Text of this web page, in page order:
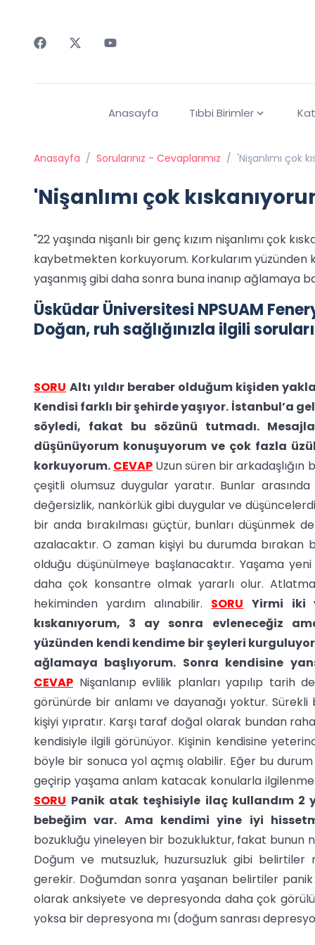
Anasayfa Tıbbi Birimler
Anasayfa / Sorularınız - Cevaplarımız / 'Nişanlımı çok
'Nişanlımı çok
"22 yaşında nişanlı bir genç kızım nişanlımı çok
kaybetmekten korkuyorum. Korkularım
yaşanmış gibi daha sonra buna inanıp ağlamaya
Üsküdar Üniversitesi NPSUAM
Doğan, ruh sağlığınızla ilgili
SORU Altı yıldır beraber olduğum kişiden
Kendisi farklı bir şehirde yaşıyor. İstanbul’a
söyledi, fakat bu sözünü tutmadı.
düşünüyorum konuşuyorum ve çok fazla
korkuyorum. CEVAP Uzun süren bir
çeşitli olumsuz duygular yaratır. Bunlar arasında
değersizlik, nankörlük gibi duygular ve düşüncelerdir.
bir anda bırakılması güçtür, bunları düşünmek
azalacaktır. O zaman kişiyi bu durumda bırakan
olduğu düşünülmeye başlanacaktır. Yaşama
daha çok konsantre olmak yararlı olur.
hekiminden yardım alınabilir. SORU Yirmi iki
kıskanıyorum, 3 ay sonra evleneceğiz
yüzünden kendi kendime bir şeyleri
ağlamaya başlıyorum. Sonra kendisine
CEVAP Nişanlanıp evlilik planları yapılıp tarih
görünürde bir anlamı ve dayanağı yoktur.
kişiyi yıpratır. Karşı taraf doğal olarak bundan
kendisiyle ilgili görünüyor. Kişinin kendisine
böyle bir sonuca yol açmış olabilir. Eğer bu
geçirip yaşama anlam katacak konularla
SORU Panik atak teşhisiyle ilaç kullandım 2
bebeğim var. Ama kendimi yine iyi
bozukluğu yineleyen bir bozukluktur, fakat bunun
Doğum ve mutsuzluk, huzursuzluk gibi belirtiler
gerekir. Doğumdan sonra yaşanan belirtiler
olarak anksiyete ve depresyonda daha çok
yoksa bir depresyona mı (doğum sanrası